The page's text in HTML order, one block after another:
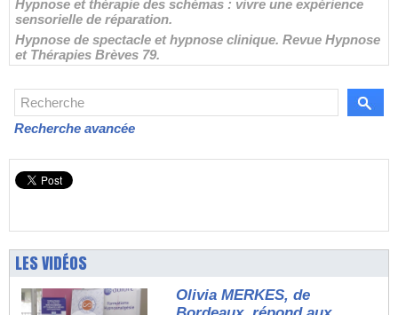
Hypnose et thérapie des schémas : vivre une expérience
sensorielle de réparation.
Hypnose de spectacle et hypnose clinique. Revue Hypnose
et Thérapies Brèves 79.
Recherche avancée
LES VIDÉOS
Olivia MERKES, de